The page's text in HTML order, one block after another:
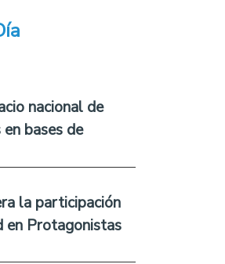
nacional de
bases de
la participación
en Protagonistas